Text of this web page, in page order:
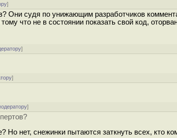
]
Они судя по унижающим разработчиков
что не в состоянии показать свой код,
]
]
]
нет, снежинки пытаются заткнуть всех, кто